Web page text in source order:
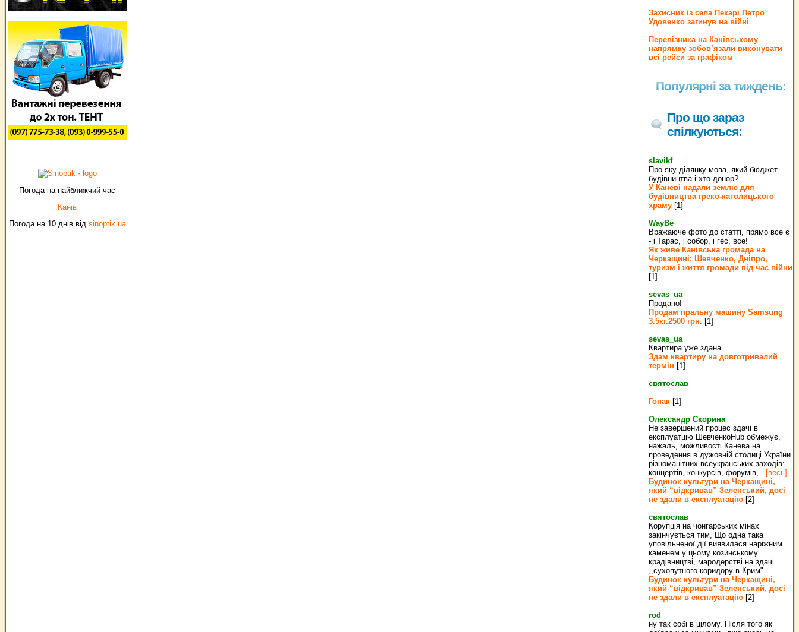
Погода на найближчий час
Канів
Погода на 10 днів від sinoptik.ua
Захисник із села Пекарі Петро
Удовенко загинув на війні
Перевізника на Канівському
напрямку зобов’язали виконувати
всі рейси за графіком
Популярні за тиждень:
Про що зараз
спілкуються:
slavikf
Про яку ділянку мова, який бюджет
будівництва і хто донор?
У Каневі надали землю для
будівництва греко‐католицького
храму [1]
WayBe
Вражаюче фото до статті, прямо все є
- і Тарас, і собор, і гес, все!
Як живе Канівська громада на
Черкащині: Шевченко, Дніпро,
туризм і життя громади під час війни
[1]
sevas_ua
Продано!
Продам пральну машину Samsung
3.5кг.2500 грн. [1]
sevas_ua
Квартира уже здана.
Здам квартиру на довготривалий
термін [1]
святослав
Гопак [1]
Олександр Скорина
Не завершений процес здачі в
експлуатцію ШевченкоHub обмежує,
нажаль, можливості Канева на
проведення в дужовній столиці України
різноманітних всеукранських заходів:
концертів, конкурсів, форумів,.. [весь]
Будинок культури на Черкащині,
який “відкривав” Зеленський, досі
не здали в експлуатацію [2]
святослав
Корупція на чонгарських мінах
закінчується тим, Що одна така
уповільненої дії виявилася наріжним
каменем у цьому козинському
крадівництві, мародерстві на здачі
,,сухопутного коридору в Крим"..
Будинок культури на Черкащині,
який “відкривав” Зеленський, досі
не здали в експлуатацію [2]
rod
ну так собі в цілому. Після того як